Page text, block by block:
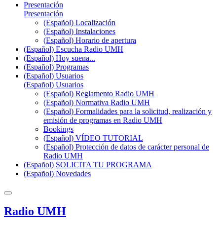
Presentación
Presentación
(Español) Localización
(Español) Instalaciones
(Español) Horario de apertura
(Español) Escucha Radio UMH
(Español) Hoy suena...
(Español) Programas
(Español) Usuarios
(Español) Usuarios
(Español) Reglamento Radio UMH
(Español) Normativa Radio UMH
(Español) Formalidades para la solicitud, realización y
emisión de programas en Radio UMH
Bookings
(Español) VÍDEO TUTORIAL
(Español) Protección de datos de carácter personal de
Radio UMH
(Español) SOLICITA TU PROGRAMA
(Español) Novedades
Radio UMH